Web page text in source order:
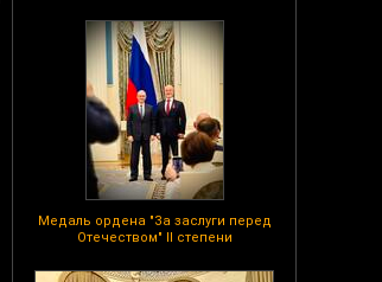
Медаль ордена "За заслуги перед
Отечеством" II степени